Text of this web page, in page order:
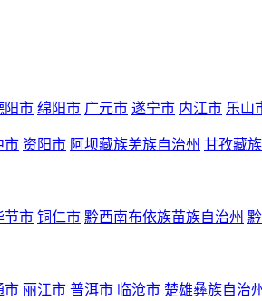
阳市 绵阳市 广元市 遂宁市 内江市 乐山
市 资阳市 阿坝藏族羌族自治州 甘孜藏
节市 铜仁市 黔西南布依族苗族自治州
市 丽江市 普洱市 临沧市 楚雄彝族自治州